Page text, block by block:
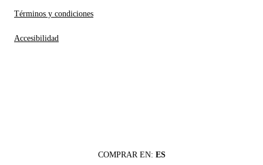
Términos y condiciones
Accesibilidad
COMPRAR EN: ES